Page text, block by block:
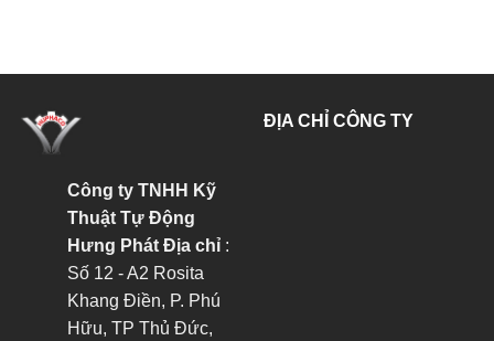
Công ty TNHH Kỹ
Thuật Tự Động
Hưng Phát Địa chỉ :
Số 12 - A2 Rosita
Khang Điền, P. Phú
Hữu, TP Thủ Đức,
ĐỊA CHỈ CÔNG TY